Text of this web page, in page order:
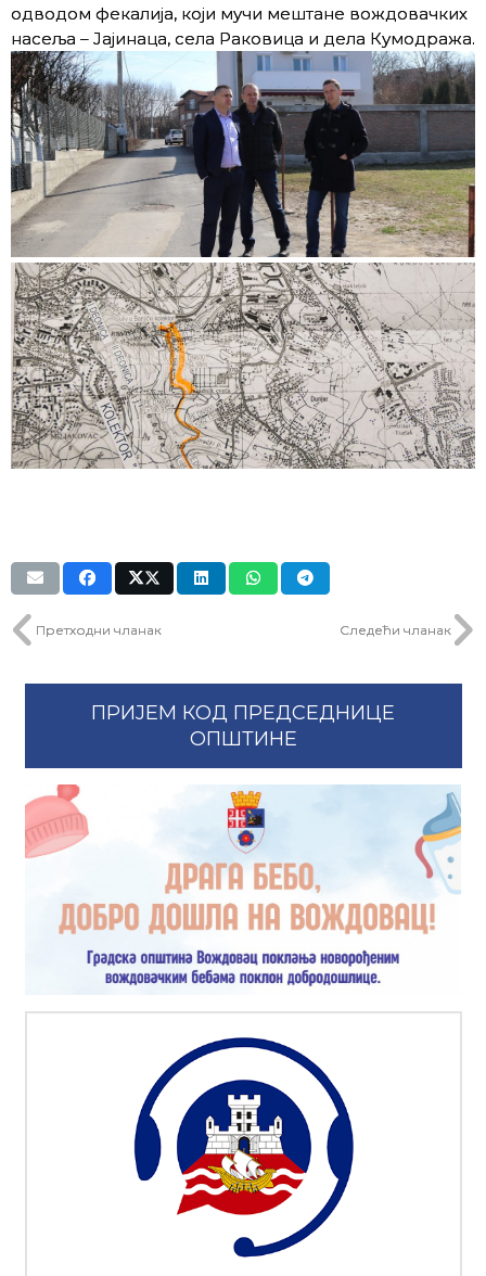
одводом фекалија, који мучи мештане вождовачких
насеља – Јајинаца, села Раковица и дела Кумодража.
Претходни чланак Следећи чланак
ПРИЈЕМ КОД ПРЕДСЕДНИЦЕ
ОПШТИНЕ